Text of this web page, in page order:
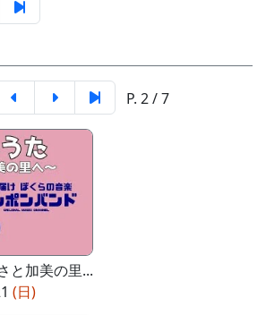
P. 2 / 7
と加美の里...
(日)